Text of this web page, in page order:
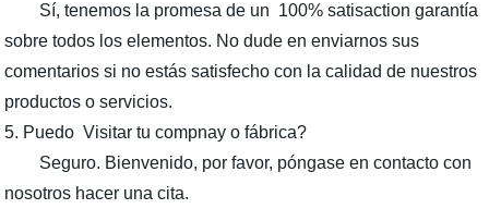
Sí, tenemos la promesa de un 100% satisaction garantía
sobre todos los elementos. No dude en enviarnos sus
comentarios si no estás satisfecho con la calidad de nuestros
productos o servicios.
5. Puedo Visitar tu compnay o fábrica?
Seguro. Bienvenido, por favor, póngase en contacto con
nosotros hacer una cita.